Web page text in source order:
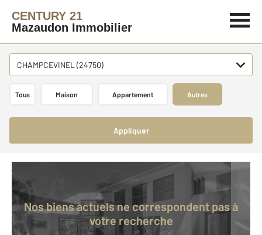
CENTURY 21
Mazaudon Immobilier
CHAMPCEVINEL (24750)
Tous Maison Appartement Autres
Appliquer
Nos biens actuels ne correspondent pas à
votre recherche